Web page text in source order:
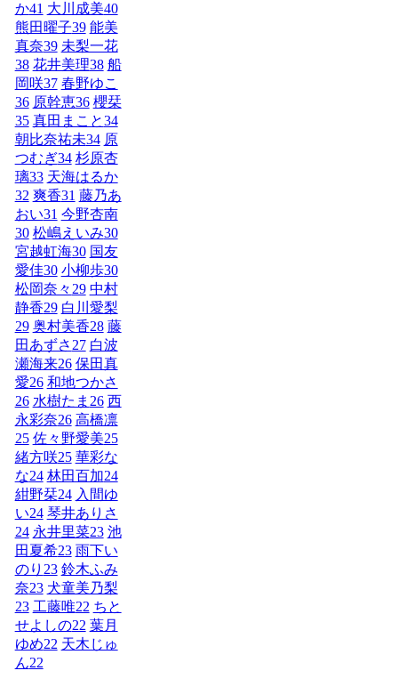
か41 大川成美40
熊田曜子39 能美
真奈39 未梨一花
38 花井美理38 船
岡咲37 春野ゆこ
36 原幹恵36 櫻栞
35 真田まこと34
朝比奈祐未34 原
つむぎ34 杉原杏
璃33 天海はるか
32 爽香31 藤乃あ
おい31 今野杏南
30 松嶋えいみ30
宮越虹海30 国友
愛佳30 小柳歩30
松岡奈々29 中村
静香29 白川愛梨
29 奥村美香28 藤
田あずさ27 白波
瀬海来26 保田真
愛26 和地つかさ
26 水樹たま 26 西
永彩奈26 高橋凛
25 佐々野愛美25
緒方咲25 華彩な
な24 林田百加24
紺野栞24 入間ゆ
い24 琴井ありさ
24 永井里菜23 池
田夏希23 雨下い
のり 23 鈴木ふみ
奈23 犬童美乃梨
23 工藤唯22 ちと
せよしの22 葉月
ゆめ22 天木じゅ
ん22